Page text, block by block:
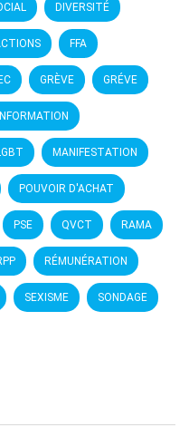
DIVERSITÉ
FFA
GRÈVE GRÉVE
INFORMATION
MANIFESTATION
POUVOIR D'ACHAT
PSE QVCT RAMA
RÉMUNÉRATION
SEXISME SONDAGE